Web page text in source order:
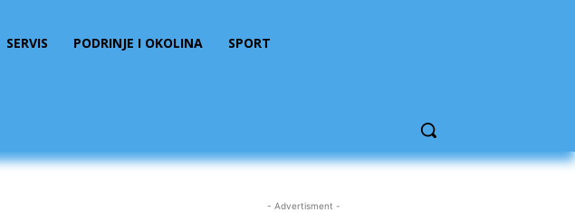
SERVIS PODRINJE I OKOLINA SPORT
- Advertisment -